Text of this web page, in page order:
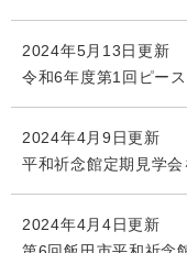
2024年5月13日更新
令和6年度第1回ピー
2024年4月9日更新
平和祈念館定期見学
2024年4月4日更新